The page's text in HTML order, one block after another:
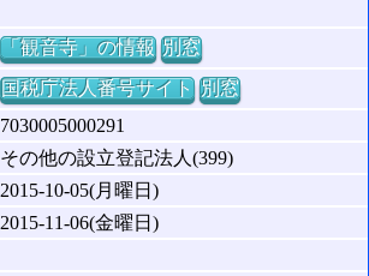
「観音寺」の情報 別窓
国税庁法人番号サイト 別窓
7030005000291
その他の設立登記法人(399)
2015-10-05(月曜日)
2015-11-06(金曜日)